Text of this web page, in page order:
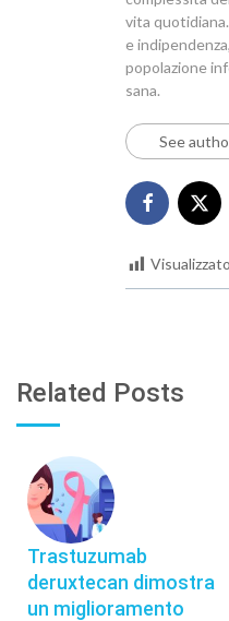
vita
e
popolazione
sana.
See
Related Posts
Trastuzumab
deruxtecan dimostra
un miglioramento